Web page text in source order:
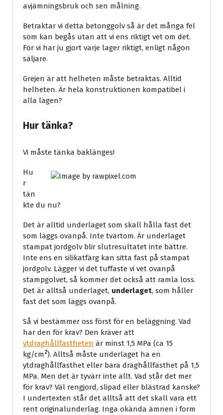
avjämningsbruk och sen målning.
Betraktar vi detta betonggolv så är det många fel
som kan begås utan att vi ens riktigt vet om det.
För vi har ju gjort varje lager riktigt, enligt någon
säljare.
Grejen är att helheten måste betraktas. Alltid
helheten. Är hela konstruktionen kompatibel i
alla lägen?
Hur tänka?
Vi måste tänka baklänges!
Hu
r
tän
kte du nu?
Det är alltid underlaget som skall hålla fast det
som läggs ovanpå. Inte tvärtom. Är underlaget
stampat jordgolv blir slutresultatet inte bättre.
Inte ens en silikatfärg kan sitta fast på stampat
jordgolv. Lägger vi det tuffaste vi vet ovanpå
stampgolvet, så kommer det också att ramla loss.
Det är alltså underlaget, underlaget, som håller
fast det som läggs ovanpå.
Så vi bestämmer oss först för en beläggning. Vad
har den för krav? Den kräver att
ytdraghållfastheten är minst 1,5 MPa (ca 15
kg/cm2). Alltså måste underlaget ha en
ytdraghållfasthet eller bara draghållfasthet på 1,5
MPa. Men det är tyvärr inte allt. Vad står det mer
för krav? Väl rengjord, slipad eller blästrad kanske?
I undertexten står det alltså att det skall vara ett
rent originalunderlag. Inga okända ämnen i form